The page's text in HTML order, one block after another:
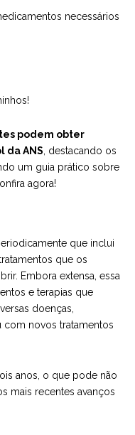
necessários
podem obter
da ANS , destacando os
um guia prático sobre
agora!
que inclui
que os
Embora extensa, essa
e terapias que
doenças,
com novos tratamentos
anos, o que pode não
mais recentes avanços